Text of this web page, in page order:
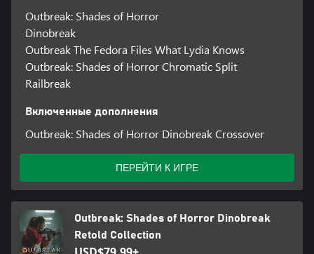
Outbreak: Shades of Horror
Dinobreak
Outbreak The Fedora Files What Lydia Knows
Outbreak: Shades of Horror Chromatic Split
Railbreak
Включенные дополнения
Outbreak: Shades of Horror Dinobreak Crossover
ПЕРЕЙТИ К ИГРЕ
Outbreak: Shades of Horror Dinobreak
Retold Collection